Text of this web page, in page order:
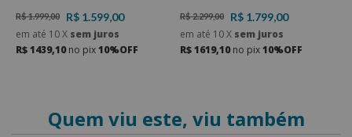
R$ 1.999,00
R$ 1.599,00
em até 10X sem juros
R$ 1439,10no pix10%OFF
R$ 2.299,00
R$ 1.799,00
em até 10X sem juros
R$ 1619,10no pix10%OFF
Quem viu este, viu também